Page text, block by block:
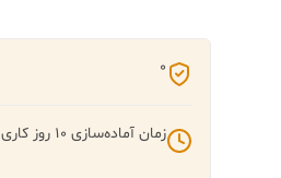
0
زمان آماده‌سازی 10 روز کاری